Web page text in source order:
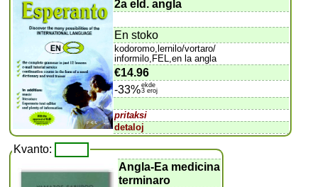
2a eld. angla
En stoko
kodoromo,lernilo/vortaro/
informilo,FEL,en la angla
€14.96
-33%ekde
3 eroj
pritaksi
detaloj
Kvanto:
Angla-Ea medicina
terminaro